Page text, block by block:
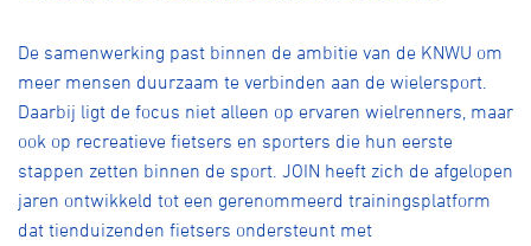
De samenwerking past binnen de ambitie van de KNWU om
meer mensen duurzaam te verbinden aan de wielersport.
Daarbij ligt de focus niet alleen op ervaren wielrenners, maar
ook op recreatieve fietsers en sporters die hun eerste
stappen zetten binnen de sport. JOIN heeft zich de afgelopen
jaren ontwikkeld tot een gerenommeerd trainingsplatform
dat tienduizenden fietsers ondersteunt met